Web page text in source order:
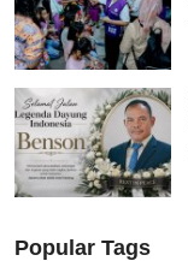
Popular Tags